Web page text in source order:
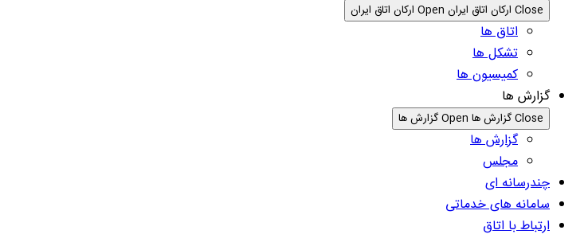
Close ارکان اتاق ایران Open ارکان اتاق ایران
اتاق ها
تشکل ها
کمیسیون ها
گزارش ها
Close گزارش ها Open گزارش ها
گزارش ها
مجلس
چندرسانه ای
سامانه های خدماتی
ارتباط با اتاق